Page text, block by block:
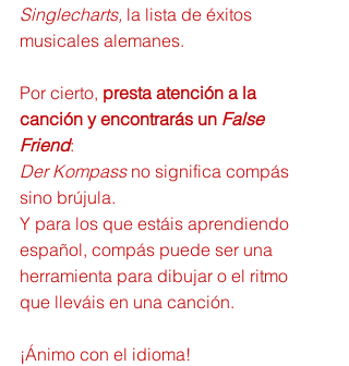
Singlecharts, la lista de éxitos
musicales alemanes.
Por cierto, presta atención a la
canción y encontrarás un False
Friend:
Der Kompass no significa compás
sino brújula.
Y para los que estáis aprendiendo
español, compás puede ser una
herramienta para dibujar o el ritmo
que lleváis en una canción.
¡Ánimo con el idioma!